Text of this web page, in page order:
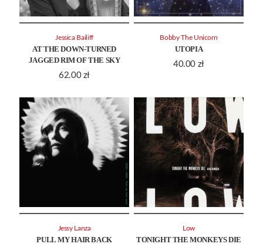
AT THE DOWN-TURNED
JAGGED RIM OF THE SKY
62.00 zł
Jessica Bailiff
UTOPIA
40.00 zł
Bobby The Unicorn
PULL MY HAIR BACK
Jessy Lanza
TONIGHT THE MONKEYS DIE
Low